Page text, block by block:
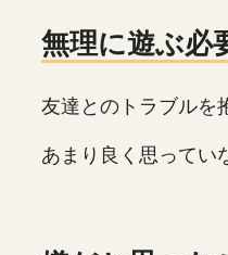
無理に遊ぶ必
友達とのトラブルを
あまり良く思ってい